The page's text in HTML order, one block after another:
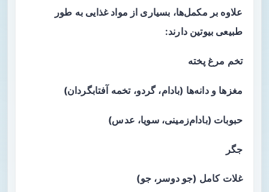
علاوه بر مکمل‌ها، بسیاری از مواد غذایی به طور
طبیعی بیوتین دارند:
تخم مرغ پخته
مغزها و دانه‌ها (بادام، گردو، تخمه آفتابگردان)
حبوبات (بادام‌زمینی، سویا، عدس)
جگر
غلات کامل (جو دوسر، جو)